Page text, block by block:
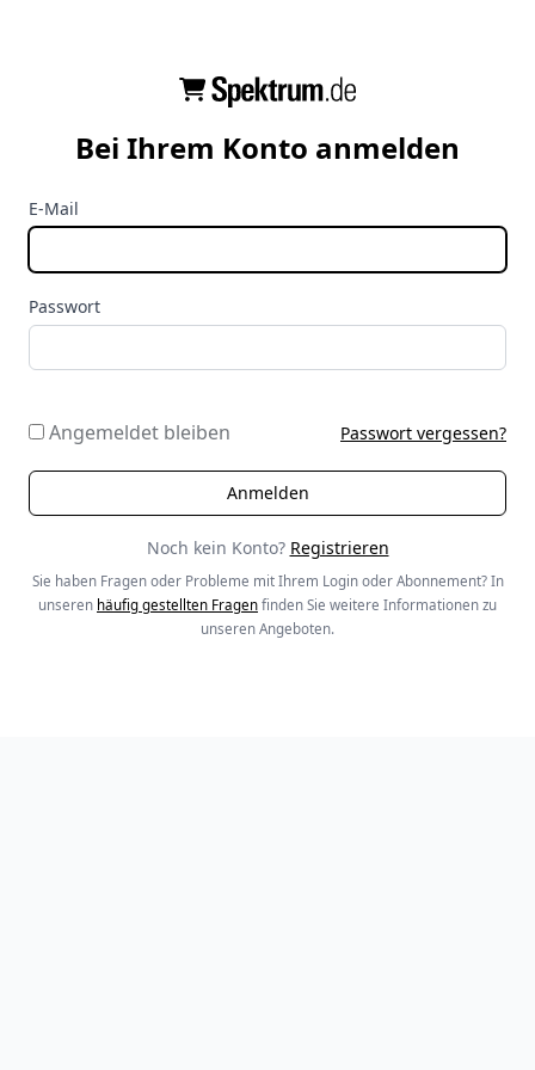
Bei Ihrem Konto anmelden
E-Mail
Passwort
Angemeldet bleiben Passwort vergessen?
Noch kein Konto? Registrieren
Sie haben Fragen oder Probleme mit Ihrem Login oder Abonnement? In
unseren häufig gestellten Fragen finden Sie weitere Informationen zu
unseren Angeboten.